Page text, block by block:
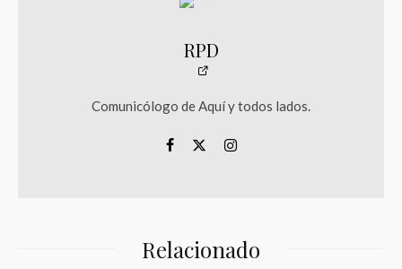
RPD
Comunicólogo de Aquí y todos lados.
Relacionado